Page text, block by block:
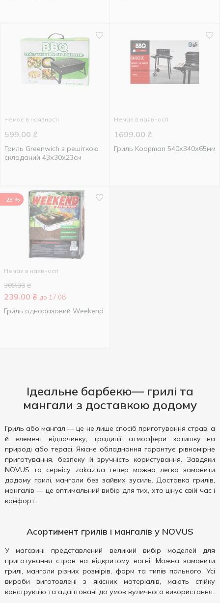
Немає в наявності
599.00 ₴
Гриль Greenwich з решіткою
складаний 43х30х23см
Немає в наявності
1699.00 ₴
Гриль Koopman 540х340х65мм
-23 %
Немає в наявності
309.00 ₴
239.00 ₴ до 17.08
Гриль одноразовий Weekend
Ідеальне барбекю— грилі та
мангали з доставкою додому
Гриль або мангал — це не лише спосіб приготування страв, а
й елемент відпочинку, традиції, атмосфери затишку на
природі або терасі. Якісне обладнання гарантує рівномірне
приготування, безпеку й зручність користування. Завдяки
NOVUS та сервісу zakaz.ua тепер можна легко замовити
додому грилі, мангали без зайвих зусиль. Доставка грилів,
мангалів — це оптимальний вибір для тих, хто цінує свій час і
комфорт.
Асортимент грилів і мангалів у NOVUS
У магазині представлений великий вибір моделей для
приготування страв на відкритому вогні. Можна замовити
грилі, мангали різних розмірів, форм та типів пального. Усі
вироби виготовлені з якісних матеріалів, мають стійку
конструкцію та адаптовані до умов вуличного використання.